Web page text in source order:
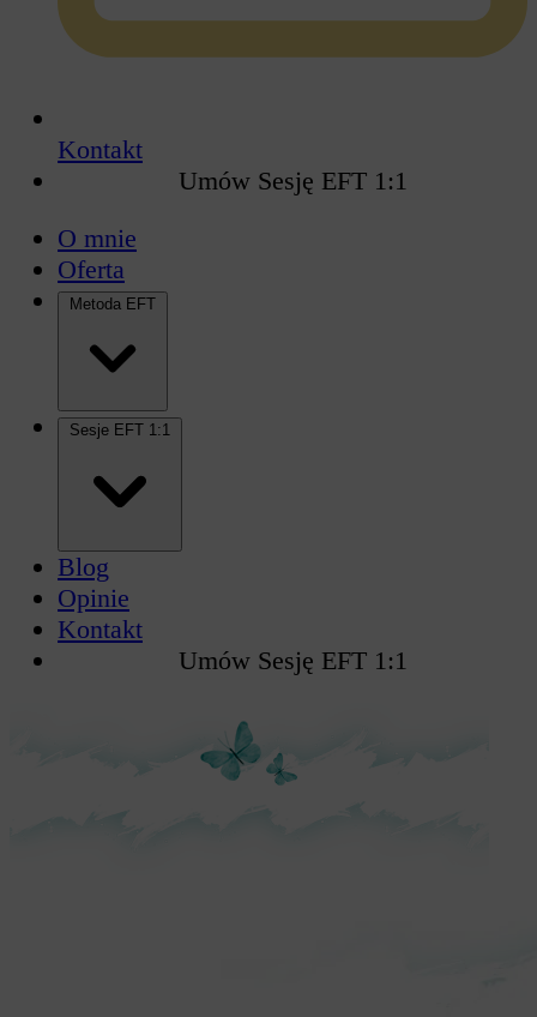
Kontakt
Umów Sesję EFT 1:1
O mnie
Oferta
Metoda EFT
Sesje EFT 1:1
Blog
Opinie
Kontakt
Umów Sesję EFT 1:1